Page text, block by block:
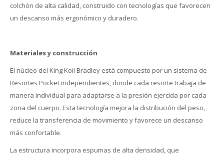
colchón de alta calidad, construido con tecnologías que favorecen
un descanso más ergonómico y duradero.
Materiales y construcción
El núcleo del King Koil Bradley está compuesto por un sistema de
Resortes Pocket independientes, donde cada resorte trabaja de
manera individual para adaptarse a la presión ejercida por cada
zona del cuerpo. Esta tecnología mejora la distribución del peso,
reduce la transferencia de movimiento y favorece un descanso
más confortable.
La estructura incorpora espumas de alta densidad, que